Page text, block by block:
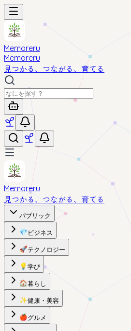
Memoreru
Memoreru
見つかる、つながる、育てる
Memoreru
見つかる、つながる、育てる
パブリック
💎 ビジネス
🚀テクノロジー
💡 学び
🏠暮らし
✨健康・美容
🍎グルメ